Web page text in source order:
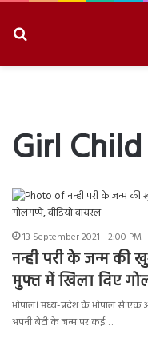
Girl
13 September 2021 - 2:00 PM
नन्ही परी के जन्म की
मुफ्त में खिला दिए
भोपाल। मध्य-प्रदेश के भोपाल से
अपनी बेटी के जन्म पर कई…